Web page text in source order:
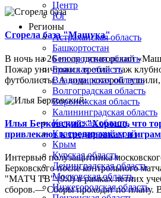
Сгорела база "Машука"
В ночь на 26 июля пятигорский
Пожар уничтожил третий этаж
футболисты. А вода, которой тушили,
Илья Берковский: "Хорошо, что
привлекают к тренировкам и
Интервью полузащитника
Берковского после контрольного
"МАТЧ ТВ" (9:0) в рамках летних
сборов.— Сборы проходят по плану.
Центр
Юг
Регионы
Астраханская область
Башкортостан
Белгородская область
Брянская область
Владимирская область
Волгоградская область
Воронежская область
Калининградская область
Калужская область
Краснодарский край
Крым
Курская область
Ленинградская область
Московская область
Нижегородская область